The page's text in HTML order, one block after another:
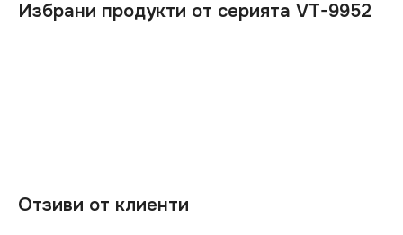
Избрани продукти от серията VT-9952
Отзиви от клиенти